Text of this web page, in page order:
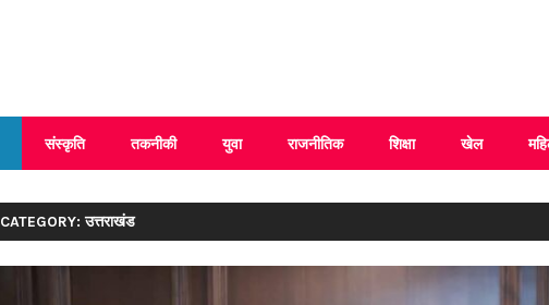
संस्कृति तकनीकी युवा राजनीतिक शिक्षा खेल
CATEGORY: उत्तराखंड